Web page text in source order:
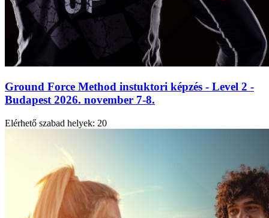
Ground Force Method instuktori képzés - Level 2 -
Budapest 2026. november 7-8.
Elérhető szabad helyek: 20